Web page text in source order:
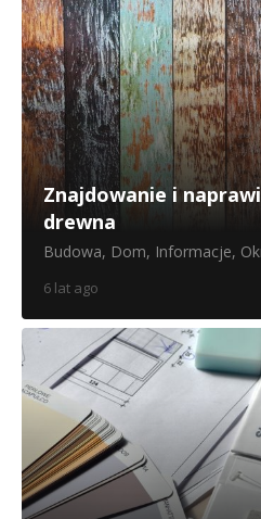
Znajdowanie i
drewna
Budowa, Dom, Informacje,
6 lat ago